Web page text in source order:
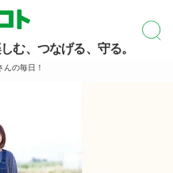
む、つなげる、守る。
んの毎日！